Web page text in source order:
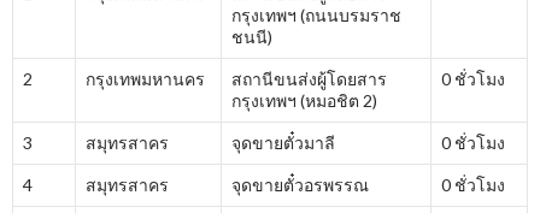
กรุงเทพฯ (ถนนบรมราช
ชนนี)
2 กรุงเทพมหานคร
สถานีขนส่งผู้โดยสาร
กรุงเทพฯ (หมอชิต 2)
0 ชั่วโมง
3 สมุทรสาคร จุดขายตั๋วมาลี 0 ชั่วโมง
4 สมุทรสาคร จุดขายตั๋วอรพรรณ 0 ชั่วโมง